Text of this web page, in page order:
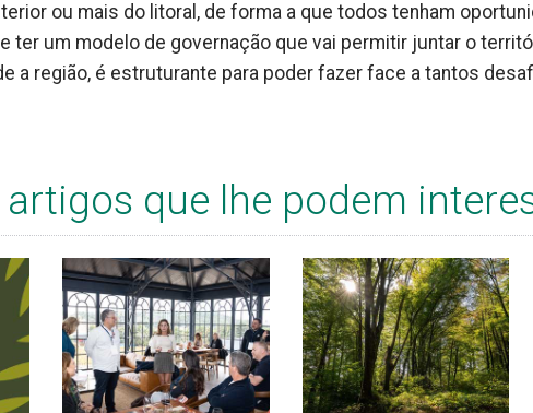
ou mais do litoral, de forma a que todos tenham
ter um modelo de governação que vai permitir juntar o
a região, é estruturante para poder fazer face a tantos
artigos que lhe podem